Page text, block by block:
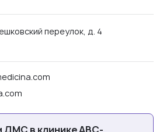
переулок, д. 4